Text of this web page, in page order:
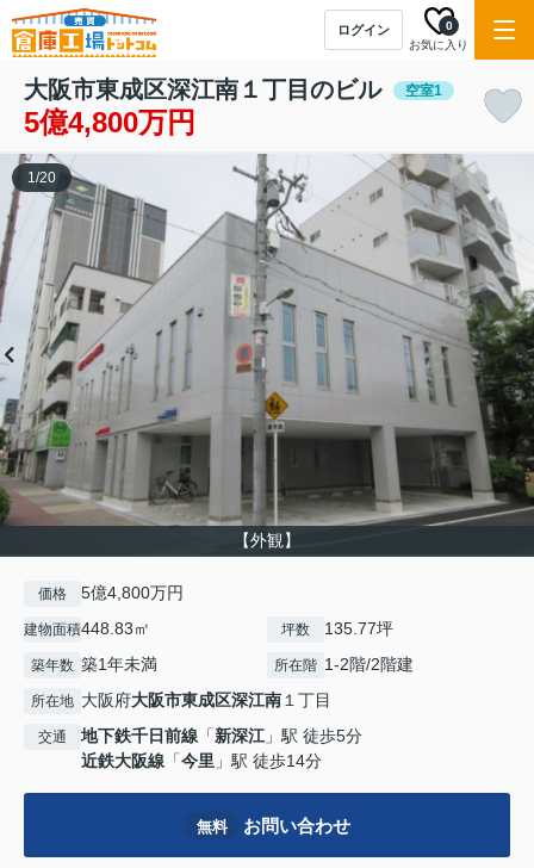
ログイン
お気に入り
0
大阪市東成区深江南１丁目のビル 空室1
5億4,800万円
【外観】
1/20
価格 5億4,800万円
建物面積448.83㎡ 坪数 135.77坪
築年数 築1年未満 所在階 1-2階/2階建
所在地 大阪府大阪市東成区深江南１丁目
交通 地下鉄千日前線 「新深江」駅 徒歩5分
近鉄大阪線 「今里 」駅 徒歩14分
無料 お問い合わせ